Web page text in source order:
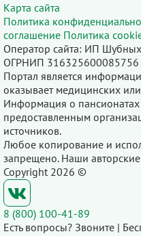
Карта сайта
Политика
соглашение Политика
Оператор сайта: ИП
ОГРНИП 316325600085756
Портал является
оказывает медицинских
Информация о
предоставленным
источников.
Любое копирование и
запрещено. Наши
Copyright 2026 ©
8 (800) 100-41-89
Есть вопросы? Звоните |